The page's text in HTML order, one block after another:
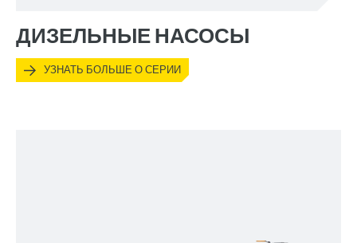
ДИЗЕЛЬНЫЕ НАСОСЫ
УЗНАТЬ БОЛЬШЕ О СЕРИИ